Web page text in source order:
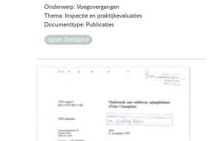
Onderwerp: Voegovergangen
Thema: Inspectie en praktijkevaluaties
Documenttype: Publicaties
open bestand